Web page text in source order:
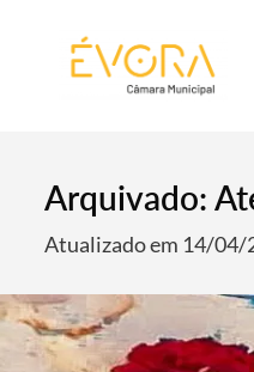
Arquivado:
Atualizado em 14/04/